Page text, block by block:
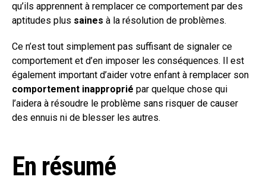
qu’ils apprennent à remplacer ce comportement par des
aptitudes plus saines à la résolution de problèmes.
Ce n’est tout simplement pas suffisant de signaler ce
comportement et d’en imposer les conséquences. Il est
également important d’aider votre enfant à remplacer son
comportement inapproprié par quelque chose qui
l’aidera à résoudre le problème sans risquer de causer
des ennuis ni de blesser les autres.
En résumé